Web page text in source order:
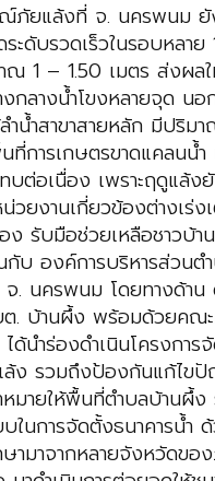
ณ์ภัยแล้งที่ จ. นครพนม
ระดับรวดเร็วในรอบหลา
ณ 1 – 1.50 เมตร ส่งผล
กลางน้ำโขงหลายจุด น
ำน้ำสาขาสายหลัก มีปริม
ที่การเกษตรขาดแคลนน้ำ
บต่อเนื่อง เพราะฤดูแล้ง
วยงานเกี่ยวข้องต่างเร่
ง รับมือช่วยเหลือชาวบ้า
บ องค์การบริหารส่วนต
. นครพนม โดยทางด้า
. บ้านผึ้ง พร้อมด้วยคณะ
นำร่องดำเนินโครงการ
ง รวมถึงป้องกันแก้ไข
หมายให้พื้นที่ตำบลบ้านผึ้
นการจัดตั้งธนาคารน้ำ
มาจากหลายจังหวัดขอ